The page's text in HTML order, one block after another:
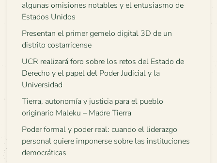
algunas omisiones notables y el entusiasmo de
Estados Unidos
Presentan el primer gemelo digital 3D de un
distrito costarricense
UCR realizará foro sobre los retos del Estado de
Derecho y el papel del Poder Judicial y la
Universidad
Tierra, autonomía y justicia para el pueblo
originario Maleku – Madre Tierra
Poder formal y poder real: cuando el liderazgo
personal quiere imponerse sobre las instituciones
democráticas